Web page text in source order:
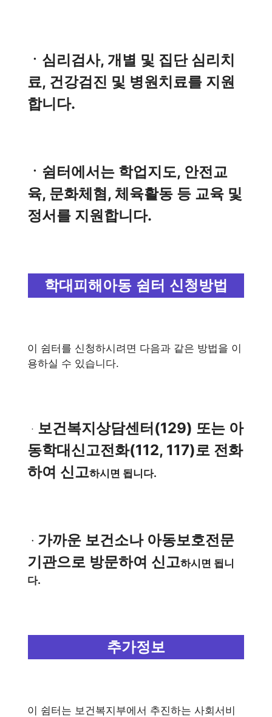
ㆍ심리검사, 개별 및 집단 심리치
료, 건강검진 및 병원치료를 지원
합니다.
ㆍ쉼터에서는 학업지도, 안전교
육, 문화체혐, 체육활동 등 교육 및
정서를 지원합니다.
학대피해아동 쉼터 신청방법
이 쉼터를 신청하시려면 다음과 같은 방법을 이
용하실 수 있습니다.
ㆍ 보건복지상담센터(129) 또는 아
동학대신고전화(112, 117)로 전화
하여 신고하시면 됩니다.
ㆍ 가까운 보건소나 아동보호전문
기관으로 방문하여 신고하시면 됩니
다.
추가정보
이 쉼터는 보건복지부에서 추진하는 사회서비